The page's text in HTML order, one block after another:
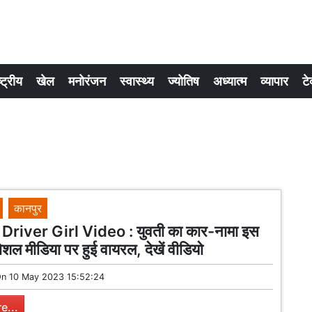
खेल मनोरंजन स्वास्थ्य ज्योतिष अध्यात्म व्यापार
कानपुर
Girl Video : युवती का कार-नामा इस
मीडिया पर हुई वायरल, देखें वीडियो
10 May 2023 15:52:24